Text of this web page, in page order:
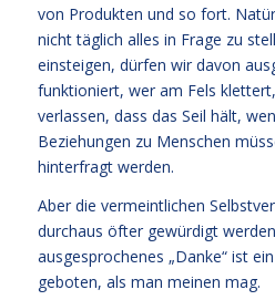
von Produkten und so fort.
nicht täglich alles in Frage zu
einsteigen, dürfen wir davon
funktioniert, wer am Fels
verlassen, dass das Seil hält,
Beziehungen zu Menschen
hinterfragt werden.
Aber die vermeintlichen
durchaus öfter gewürdigt
ausgesprochenes „Danke“ ist
geboten, als man meinen mag.